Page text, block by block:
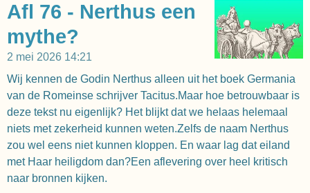
Afl 76 - Nerthus een
mythe?
2 mei 2026 14:21
Wij kennen de Godin Nerthus alleen uit het boek Germania
van de Romeinse schrijver Tacitus.Maar hoe betrouwbaar is
deze tekst nu eigenlijk? Het blijkt dat we helaas helemaal
niets met zekerheid kunnen weten.Zelfs de naam Nerthus
zou wel eens niet kunnen kloppen. En waar lag dat eiland
met Haar heiligdom dan?Een aflevering over heel kritisch
naar bronnen kijken.